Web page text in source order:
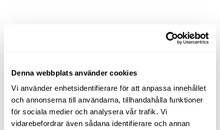
Denna webbplats använder cookies
Vi använder enhetsidentifierare för att anpassa innehållet
och annonserna till användarna, tillhandahålla funktioner
för sociala medier och analysera vår trafik. Vi
vidarebefordrar även sådana identifierare och annan